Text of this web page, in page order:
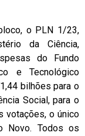
o PLN 1/23,
da Ciência,
do Fundo
e Tecnológico
bilhões para o
Social, para o
votações, o único
Novo. Todos os